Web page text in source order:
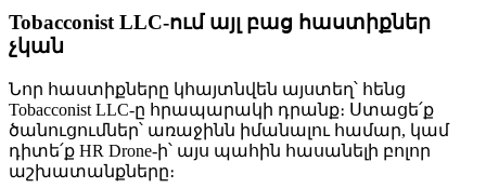
Tobacconist LLC-ում այլ բաց հաստիքներ
չկան
Նոր հաստիքները կհայտնվեն այստեղ՝ հենց
Tobacconist LLC-ը հրապարակի դրանք։ Ստացե՛ք
ծանուցումներ՝ առաջինն իմանալու համար, կամ
դիտե՛ք HR Drone-ի՝ այս պահին հասանելի բոլոր
աշխատանքները։